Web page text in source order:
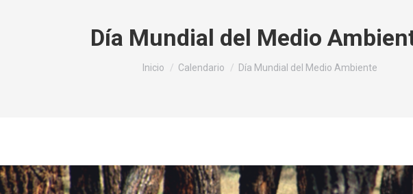
Día Mundial del Medio
Estás aquí:
Inicio Calendario Día Mundial del Medio Ambiente